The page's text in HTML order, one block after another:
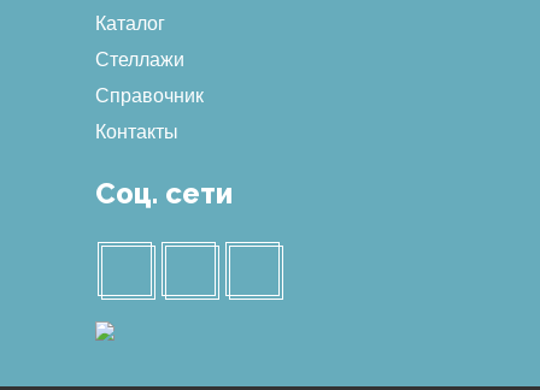
Каталог
Стеллажи
Справочник
Контакты
Соц. сети